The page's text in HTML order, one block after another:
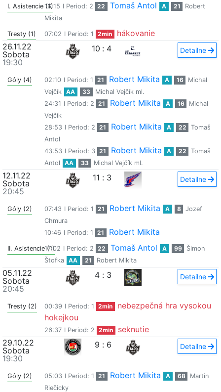
I. Asistencie (1)16:15 I Period: 2 22 Tomaš Antol A 21
Robert
Mikita
Tresty (1) 07:02 I Period: 1 2min
hákovanie
26.11.22
Sobota
19:30
10 : 4 Detailne
Góly (4) 02:10 I Period: 1 21 Robert Mikita A 16
Michal
Vejčík
AA 33
Michal Vejčík ml.
24:31 I Period: 2 21 Robert Mikita A 16
Michal
Vejčík
28:53 I Period: 2 21 Robert Mikita A 22
Tomaš
Antol
43:53 I Period: 3 21 Robert Mikita A 22
Tomaš
Antol
AA 33 Michal Vejčík ml.
12.11.22
Sobota
20:45
11 : 3 Detailne
Góly (2) 07:43 I Period: 1 21 Robert Mikita A 8
Jozef
Chmura
10:46 I Period: 1 21 Robert Mikita
II. Asistencie (1)
17:02 I Period: 2 22 Tomaš Antol A 99
Šimon
Štofka
AA 21 Robert Mikita
05.11.22
Sobota
20:45
4 : 3 Detailne
Tresty (2) 00:39 I Period: 1 2min
nebezpečná hra vysokou
hokejkou
26:37 I Period: 2 2min
seknutie
29.10.22
Sobota
19:30
9 : 6 Detailne
Góly (2) 05:03 I Period: 1 21 Robert Mikita A 68
Martin
Riečicky